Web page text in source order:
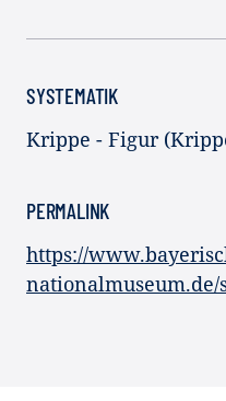
SYSTEMATIK
Krippe - Figur
PERMALINK
https://
nationalmuseum.de/